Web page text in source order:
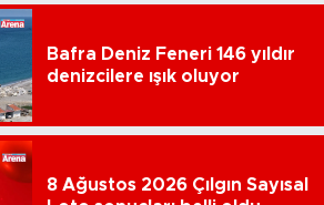
Bafra Deniz Feneri 146 yıldır
denizcilere ışık oluyor
8 Ağustos 2026 Çılgın Sayısal